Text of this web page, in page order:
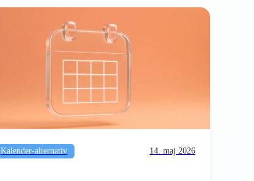
Kalender-alternativ 14. maj 2026